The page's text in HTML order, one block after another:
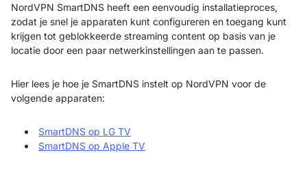
NordVPN SmartDNS heeft een eenvoudig installatieproces,
zodat je snel je apparaten kunt configureren en toegang kunt
krijgen tot geblokkeerde streaming content op basis van je
locatie door een paar netwerkinstellingen aan te passen.
Hier lees je hoe je SmartDNS instelt op NordVPN voor de
volgende apparaten:
SmartDNS op LG TV
SmartDNS op Apple TV